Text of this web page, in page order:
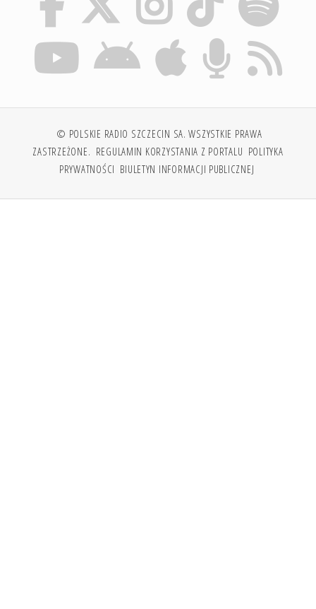
© POLSKIE RADIO SZCZECIN SA. WSZYSTKIE PRAWA
ZASTRZEŻONE. REGULAMIN KORZYSTANIA Z PORTALU POLITYKA
PRYWATNOŚCI BIULETYN INFORMACJI PUBLICZNEJ